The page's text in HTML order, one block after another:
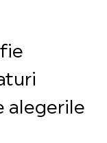
alegerile